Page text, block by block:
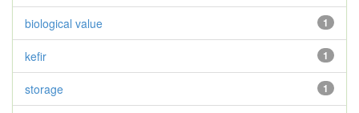
1
biological value
1
kefir
1
storage